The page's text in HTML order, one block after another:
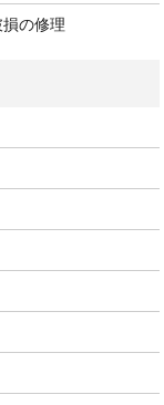
の修理